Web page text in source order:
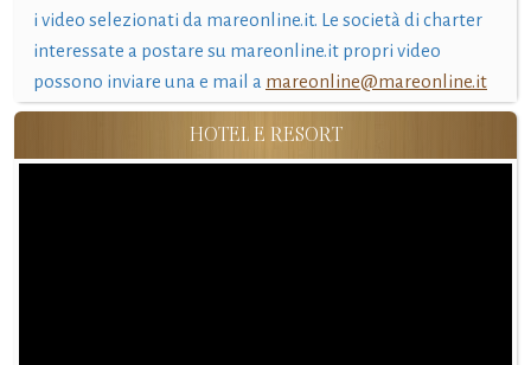
i video selezionati da mareonline.it. Le società di charter
interessate a postare su mareonline.it propri video
possono inviare una e mail a mareonline@mareonline.it
HOTEL E RESORT